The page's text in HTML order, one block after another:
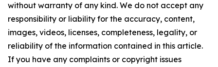
without warranty of any kind. We do not accept any
responsibility or liability for the accuracy, content,
images, videos, licenses, completeness, legality, or
reliability of the information contained in this article.
If you have any complaints or copyright issues